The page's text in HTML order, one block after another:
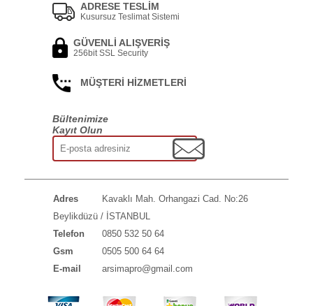
ADRESE TESLİM
Kusursuz Teslimat Sistemi
GÜVENLİ ALIŞVERİŞ
256bit SSL Security
MÜŞTERİ HİZMETLERİ
Bültenimize
Kayıt Olun
Adres
Kavaklı Mah. Orhangazi Cad. No:26
Beylikdüzü / İSTANBUL
Telefon
0850 532 50 64
Gsm
0505 500 64 64
E-mail
arsimapro@gmail.com